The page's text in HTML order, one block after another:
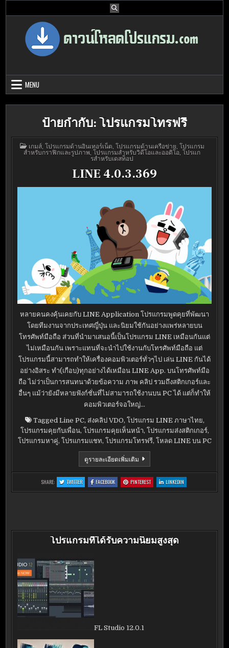
โปรแกรมฟรี
MENU
ป้ายกำกับ:โปรแกรมโทรฟรี
POSTED
IN
เกมส์, โปรแกรมด้านอินเทอร์เน็ต โปรแกรมด้านเครือข่าย โปรแกรม
สำหรับกราฟิกและรูปภาพ ,โปรแกรมสำหรับวิดีโอและออดิโอ โปรแก
รสำหรับเดสท็อป
LINE 4.0.3.369
หลายคนคงคุ้นเคยกับ LINE Application โปรแกรมพูดคุยที่พัฒนา
โดยทีมงานจากประเทศญี่ปุ่น และนิยมใช้กันอย่างแพร่หลายบน
โทรศัพท์มือถือ ส่วนที่นำมาเสนอนี้เป็นโปรแกรม LINE เหมือนกันแต่
ไม่เหมือนกัน เพราะแทนที่จะนำไปใช้งานกับโทรศัพท์มือถือ แต่
โปรแกรมนี้สามารถทำให้เครื่องคอมพิวเตอร์ทั่วๆไป เล่น LINE กันได้
อย่างอิสระ ทำ(เกือบ)ทุกอย่างได้เหมือน LINE App. บนโทรศัพท์มือ
ถือ ไม่ว่าเป็นการสนทนาด้วยข้อความ ภาพ คลิป รวมถึงสติกเกอร์และ
อื่นๆ แม้ว่ายังมีหลายฟังก์ชั่นที่ไม่สามารถใช้งานบน PC ได้ แต่ก็ทำให้
คอมพิวเตอร์จอใหญ่…
Tagged Line PC, ส่งคลิป VDO, โปรแกรม LINE ภาษาไทย,
โปรแกรมคุยกับเพื่อน, โปรแกรมคุยเห็นหน้า, โปรแกรมส่งสติกเกอร์,
โปรแกรมหาคู่, โปรแกรมแชท, โปรแกรมโทรฟรี, โหลด LINE บน PC
ดูรายละเอียดเพิ่มเติม LINE
4.0.3.369
SHARE: TWITTER:
LINE
4.0.3.369
FACEBOOK:
LINE
4.0.3.369
PINTEREST:
LINE
4.0.3.369
LINKEDIN:
LINE
4.0.3.369
โปรแกรมที่ได้รับความนิยมสูงสุด
FL Studio 12.0.1